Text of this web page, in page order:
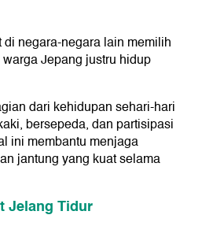
negara-negara lain memilih
Jepang justru hidup
dari kehidupan sehari-hari
bersepeda, dan partisipasi
ini membantu menjaga
jantung yang kuat selama
Jelang Tidur